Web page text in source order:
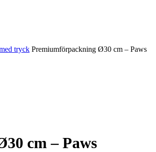
tryck Premiumförpackning Ø30 cm – Paws
cm – Paws